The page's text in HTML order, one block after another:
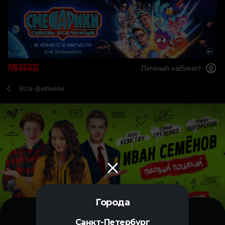
Города
Санкт-Петербург
Личный кабинет
Все фильмы